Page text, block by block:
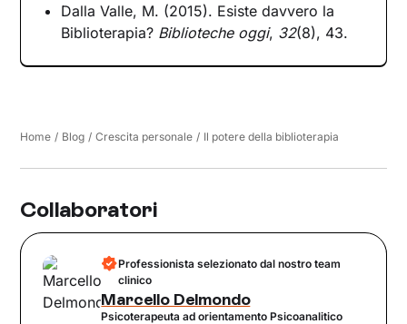
Dalla Valle, M. (2015). Esiste davvero la
Biblioterapia? Biblioteche oggi, 32(8), 43.
Home / Blog / Crescita personale / Il potere della biblioterapia
Collaboratori
Professionista selezionato dal nostro team
clinico
Marcello Delmondo
Psicoterapeuta ad orientamento Psicoanalitico